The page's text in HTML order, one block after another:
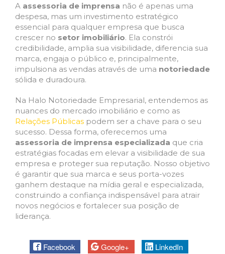
A assessoria de imprensa não é apenas uma
despesa, mas um investimento estratégico
essencial para qualquer empresa que busca
crescer no setor imobiliário. Ela constrói
credibilidade, amplia sua visibilidade, diferencia sua
marca, engaja o público e, principalmente,
impulsiona as vendas através de uma notoriedade
sólida e duradoura.
Na Halo Notoriedade Empresarial, entendemos as
nuances do mercado imobiliário e como as
Relações Públicas podem ser a chave para o seu
sucesso. Dessa forma, oferecemos uma
assessoria de imprensa especializada que cria
estratégias focadas em elevar a visibilidade de sua
empresa e proteger sua reputação. Nosso objetivo
é garantir que sua marca e seus porta-vozes
ganhem destaque na mídia geral e especializada,
construindo a confiança indispensável para atrair
novos negócios e fortalecer sua posição de
liderança.
Facebook Google+
LinkedIn